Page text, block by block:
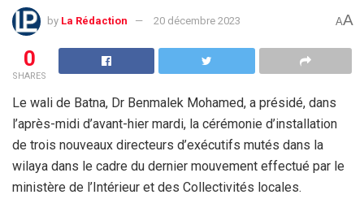
by La Rédaction 20 décembre 2023 AA
0
SHARES
Le wali de Batna, Dr Benmalek Mohamed, a présidé, dans
l’après-midi d’avant-hier mardi, la cérémonie d’installation
de trois nouveaux directeurs d’exécutifs mutés dans la
wilaya dans le cadre du dernier mouvement effectué par le
ministère de l’Intérieur et des Collectivités locales.